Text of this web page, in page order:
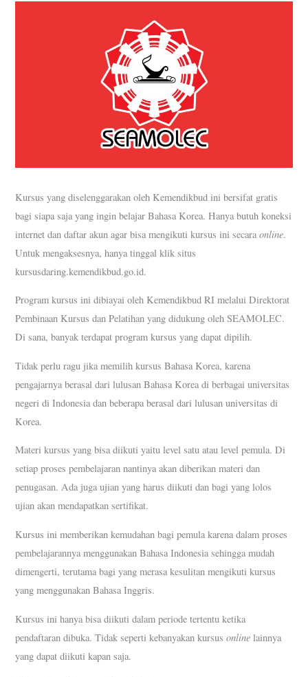
Kursus yang diselenggarakan oleh Kemendikbud ini bersifat gratis
bagi siapa saja yang ingin belajar Bahasa Korea. Hanya butuh koneksi
internet dan daftar akun agar bisa mengikuti kursus ini secaraonline.
Untuk mengaksesnya, hanya tinggal klik situs
kursusdaring.kemendikbud.go.id.
Program kursus ini dibiayai oleh Kemendikbud RI melalui Direktorat
Pembinaan Kursus dan Pelatihan yang didukung oleh SEAMOLEC.
Di sana, banyak terdapat program kursus yang dapat dipilih.
Tidak perlu ragu jika memilih kursus Bahasa Korea, karena
pengajarnya berasal dari lulusan Bahasa Korea di berbagai universitas
negeri di Indonesia dan beberapa berasal dari lulusan universitas di
Korea.
Materi kursus yang bisa diikuti yaitu level satu atau level pemula. Di
setiap proses pembelajaran nantinya akan diberikan materi dan
penugasan. Ada juga ujian yang harus diikuti dan bagi yang lolos
ujian akan mendapatkan sertifikat.
Kursus ini memberikan kemudahan bagi pemula karena dalam proses
pembelajarannya menggunakan Bahasa Indonesia sehingga mudah
dimengerti, terutama bagi yang merasa kesulitan mengikuti kursus
yang menggunakan Bahasa Inggris.
Kursus ini hanya bisa diikuti dalam periode tertentu ketika
pendaftaran dibuka. Tidak seperti kebanyakan kursusonline lainnya
yang dapat diikuti kapan saja.